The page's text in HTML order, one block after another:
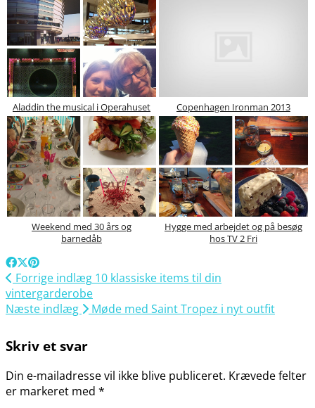
Aladdin the musical i Operahuset Copenhagen Ironman 2013
Weekend med 30 års og
barnedåb
Hygge med arbejdet og på besøg
hos TV 2 Fri
Forrige indlæg 10 klassiske items til din
vintergarderobe
Næste indlæg
Møde med Saint Tropez i nyt outfit
Skriv et svar
Din e-mailadresse vil ikke blive publiceret. Krævede felter
er markeret med *